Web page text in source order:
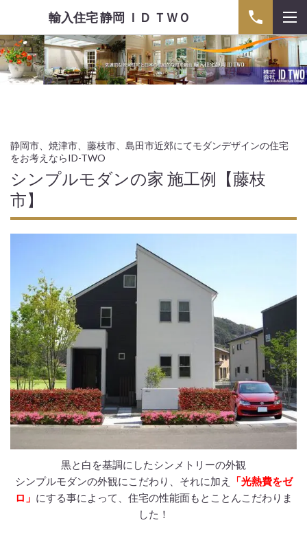
輸入住宅 静岡 ＩＤ ＴＷＯ
静岡市、焼津市、藤枝市、島田市近郊にてモダンデザインの住宅
をお考えならID-TWO
シンプルモダンの家 施工例【藤枝
市】
黒と白を基調にしたシンメトリーの外観
シンプルモダンの外観にこだわり、それに加え
「光熱費をゼ
ロ」 にする事によって、住宅の性能面もとことんこだわりま
した！